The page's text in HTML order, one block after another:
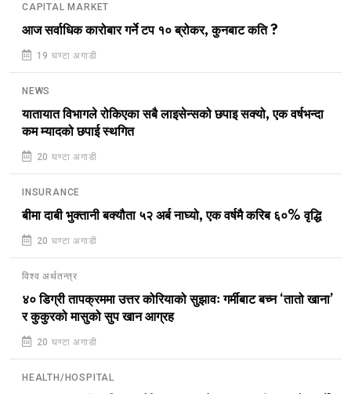
CAPITAL MARKET
आज सर्वाधिक कारोबार गर्ने टप १० ब्रोकर, कुनबाट कति ?
19 घण्टा अगाडी
NEWS
यातायात विभागले रोकिएका सबै लाइसेन्सको छपाइ सक्यो, एक वर्षभन्दा
कम म्यादको छपाई स्थगित
20 घण्टा अगाडी
INSURANCE
बीमा दाबी भुक्तानी बक्यौता ५२ अर्ब नाघ्यो, एक वर्षमै करिब ६०% वृद्धि
20 घण्टा अगाडी
विश्व अर्थतन्त्र
४० डिग्री तापक्रममा उत्तर कोरियाको सुझावः गर्मीबाट बच्न ‘तातो खाना’
र कुकुरको मासुको सुप खान आग्रह
20 घण्टा अगाडी
HEALTH/HOSPITAL